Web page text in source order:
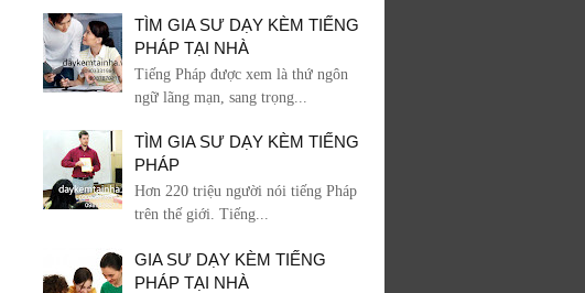
TÌM GIA SƯ DẠY KÈM TIẾNG
PHÁP TẠI NHÀ
Tiếng Pháp được xem là thứ ngôn
ngữ lãng mạn, sang trọng...
TÌM GIA SƯ DẠY KÈM TIẾNG
PHÁP
Hơn 220 triệu người nói tiếng Pháp
trên thế giới. Tiếng...
GIA SƯ DẠY KÈM TIẾNG
PHÁP TẠI NHÀ